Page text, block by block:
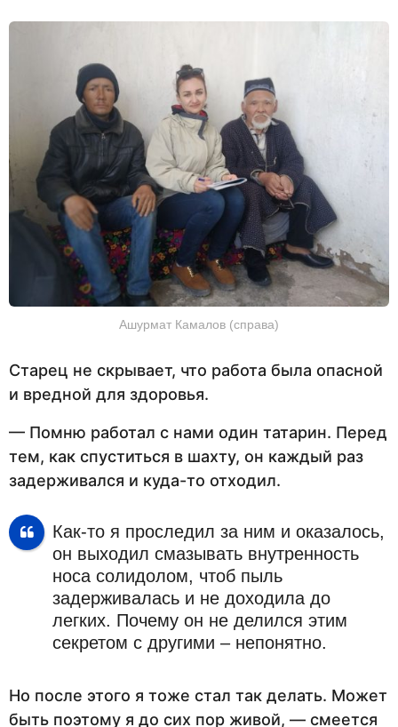
Ашурмат Камалов (справа)
Старец не скрывает, что работа была опасной
и вредной для здоровья.
— Помню работал с нами один татарин. Перед
тем, как спуститься в шахту, он каждый раз
задерживался и куда-то отходил.
Как-то я проследил за ним и оказалось,
он выходил смазывать внутренность
носа солидолом, чтоб пыль
задерживалась и не доходила до
легких. Почему он не делился этим
секретом с другими – непонятно.
Но после этого я тоже стал так делать. Может
быть поэтому я до сих пор живой, — смеется